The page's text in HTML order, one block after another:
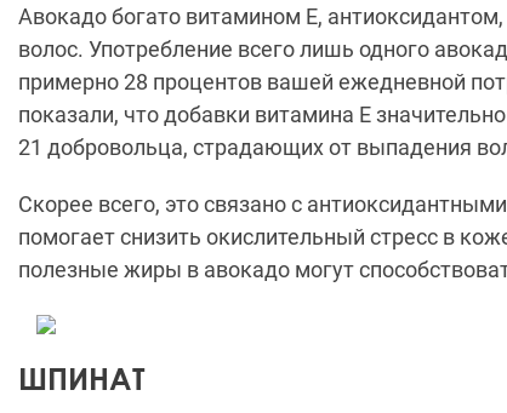
Авокадо богато витамином Е,
волос. Употребление всего лишь одного
примерно 28 процентов вашей ежедневной
показали, что добавки витамина Е
21 добровольца, страдающих от выпадения
Скорее всего, это связано с
помогает снизить окислительный стресс в
полезные жиры в авокадо могут
ШПИНАТ